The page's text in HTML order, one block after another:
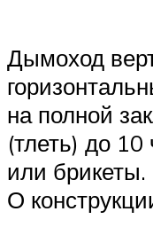
Дымоход
на полной
(тлеть) до
или
О